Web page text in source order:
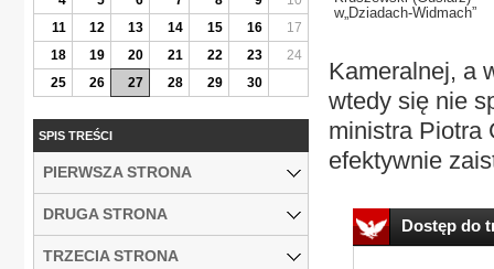
w„Dziadach-Widmach”
Kameralnej, a
wtedy się nie
ministra Piotra
efektywnie
Dostęp do
11
12 13 14 15 16
17
18
19 20 21 22 23
24
25
26 27 28 29 30
SPIS TREŚCI
PIERWSZA STRONA
DRUGA STRONA
TRZECIA STRONA